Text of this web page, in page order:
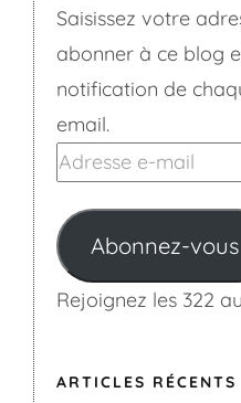
Saisissez votre
abonner à ce blog
notification de
email.
Adresse
mail
Abonnez-vous
Rejoignez les 322
ARTICLES RÉCENTS